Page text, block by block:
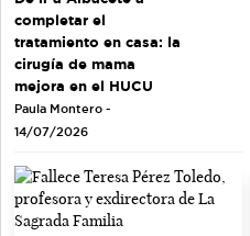
completar el
tratamiento en casa: la
cirugía de mama
mejora en el HUCU
Paula Montero -
14/07/2026